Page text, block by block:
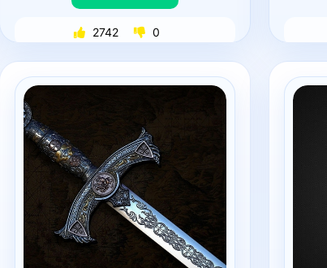
2742 0